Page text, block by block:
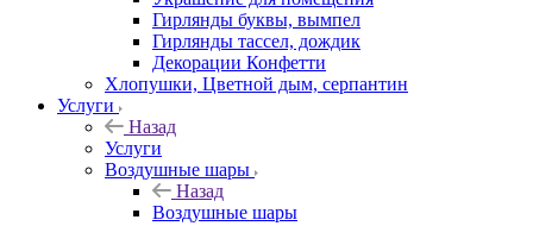
Гирлянды буквы, вымпел
Гирлянды тассел, дождик
Декорации Конфетти
Хлопушки, Цветной дым, серпантин
Услуги
Назад
Услуги
Воздушные шары
Назад
Воздушные шары